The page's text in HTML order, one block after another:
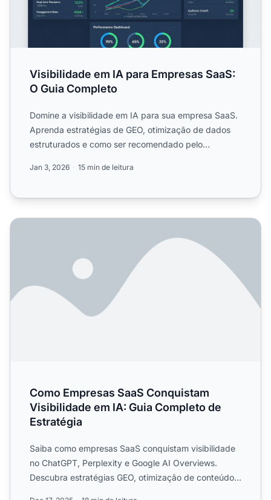
Visibilidade em IA para Empresas SaaS:
O Guia Completo
Domine a visibilidade em IA para sua empresa SaaS.
Aprenda estratégias de GEO, otimização de dados
estruturados e como ser recomendado pelo
Jan 3, 2026 15 min de leitura
Como Empresas SaaS Conquistam Visibilidade em IA:
Como Empresas SaaS Conquistam
Visibilidade em IA: Guia Completo de
Estratégia
Saiba como empresas SaaS conquistam visibilidade
no ChatGPT, Perplexity e Google AI Overviews.
Descubra estratégias GEO, otimização de conteúdo e